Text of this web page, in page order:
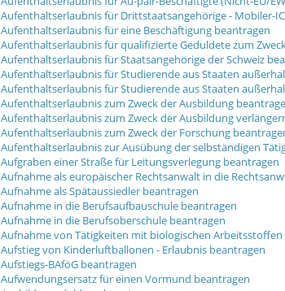
Aufenthaltserlaubnis für Drittstaatsangehörige - Mobiler-
Aufenthaltserlaubnis für eine Beschäftigung beantragen
Aufenthaltserlaubnis für qualifizierte Geduldete zum
Aufenthaltserlaubnis für Staatsangehörige der Schweiz
Aufenthaltserlaubnis für Studierende aus Staaten
Aufenthaltserlaubnis für Studierende aus Staaten
Aufenthaltserlaubnis zum Zweck der Ausbildung
Aufenthaltserlaubnis zum Zweck der Ausbildung
Aufenthaltserlaubnis zum Zweck der Forschung
Aufenthaltserlaubnis zur Ausübung der selbständigen
Aufgraben einer Straße für Leitungsverlegung beantragen
Aufnahme als europäischer Rechtsanwalt in die
Aufnahme als Spätaussiedler beantragen
Aufnahme in die Berufsaufbauschule beantragen
Aufnahme in die Berufsoberschule beantragen
Aufnahme von Tätigkeiten mit biologischen Arbeitsstoffen
Aufstieg von Kinderluftballonen - Erlaubnis beantragen
Aufstiegs-BAföG beantragen
Aufwendungsersatz für einen Vormund beantragen